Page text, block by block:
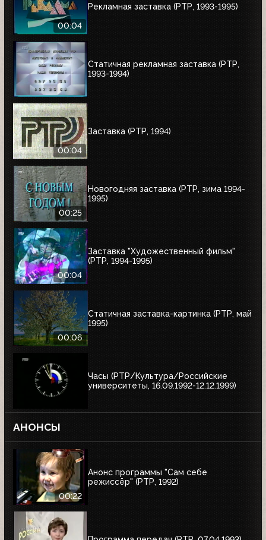
00:04
Рекламная заставка (РТР, 1993-1995)
Статичная рекламная заставка (РТР,
1993-1994)
00:04
Заставка (РТР, 1994)
00:25
Новогодняя заставка (РТР, зима 1994-
1995)
00:04
Заставка "Художественный фильм"
(РТР, 1994-1995)
00:06
Статичная заставка-картинка (РТР, май
1995)
Часы (РТР/Культура/Российские
университеты, 16.09.1992-12.12.1999)
АНОНСЫ
00:22
Анонс программы "Сам себе
режиссёр" (РТР, 1992)